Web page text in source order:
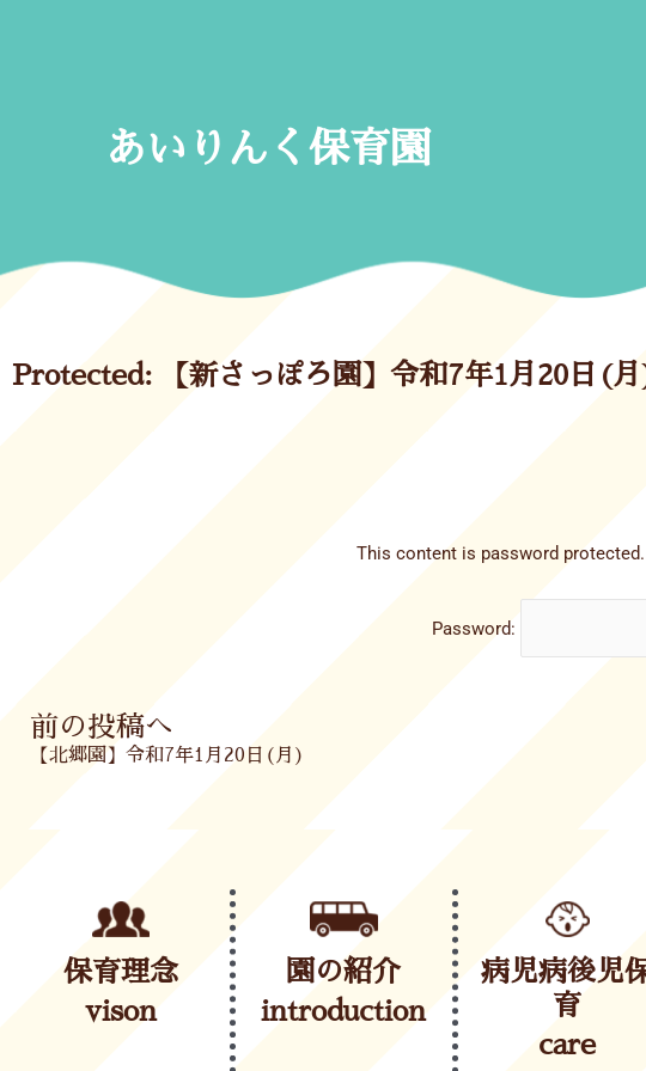
あいりんく保育園
Protected: 【新さっぽろ園】令和7年1月20日(
This content is password
Password:
Prev
前の投稿へ
【北郷園】令和7年1月20日(月)
保育理念
vison
園の紹介
introduction
病児病後児
育
care